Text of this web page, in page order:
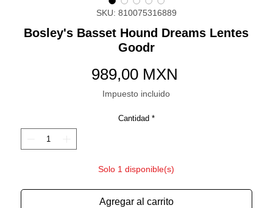
SKU: 810075316889
Bosley's Basset Hound Dreams Lentes
Goodr
989,00 MXN
Impuesto incluido
Cantidad *
Solo 1 disponible(s)
Agregar al carrito